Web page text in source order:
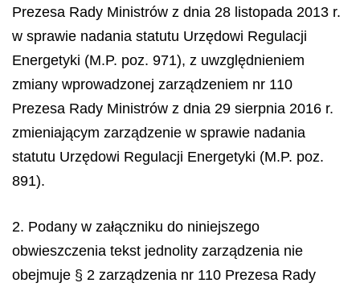
Prezesa Rady Ministrów z dnia 28 listopada 2013 r.
w sprawie nadania statutu Urzędowi Regulacji
Energetyki (M.P. poz. 971), z uwzględnieniem
zmiany wprowadzonej zarządzeniem nr 110
Prezesa Rady Ministrów z dnia 29 sierpnia 2016 r.
zmieniającym zarządzenie w sprawie nadania
statutu Urzędowi Regulacji Energetyki (M.P. poz.
891).
2. Podany w załączniku do niniejszego
obwieszczenia tekst jednolity zarządzenia nie
obejmuje § 2 zarządzenia nr 110 Prezesa Rady